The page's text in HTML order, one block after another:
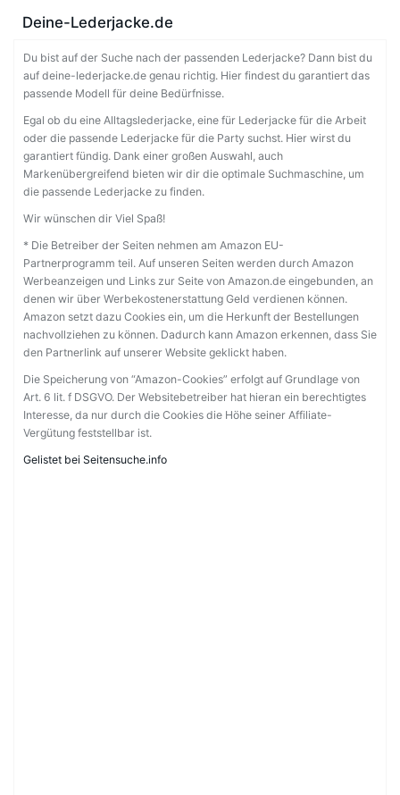
Deine-Lederjacke.de
Du bist auf der Suche nach der passenden Lederjacke? Dann bist du
auf deine-lederjacke.de genau richtig. Hier findest du garantiert das
passende Modell für deine Bedürfnisse.
Egal ob du eine Alltagslederjacke, eine für Lederjacke für die Arbeit
oder die passende Lederjacke für die Party suchst. Hier wirst du
garantiert fündig. Dank einer großen Auswahl, auch
Markenübergreifend bieten wir dir die optimale Suchmaschine, um
die passende Lederjacke zu finden.
Wir wünschen dir Viel Spaß!
* Die Betreiber der Seiten nehmen am Amazon EU-
Partnerprogramm teil. Auf unseren Seiten werden durch Amazon
Werbeanzeigen und Links zur Seite von Amazon.de eingebunden, an
denen wir über Werbekostenerstattung Geld verdienen können.
Amazon setzt dazu Cookies ein, um die Herkunft der Bestellungen
nachvollziehen zu können. Dadurch kann Amazon erkennen, dass Sie
den Partnerlink auf unserer Website geklickt haben.
Die Speicherung von “Amazon-Cookies” erfolgt auf Grundlage von
Art. 6 lit. f DSGVO. Der Websitebetreiber hat hieran ein berechtigtes
Interesse, da nur durch die Cookies die Höhe seiner Affiliate-
Vergütung feststellbar ist.
Gelistet bei Seitensuche.info